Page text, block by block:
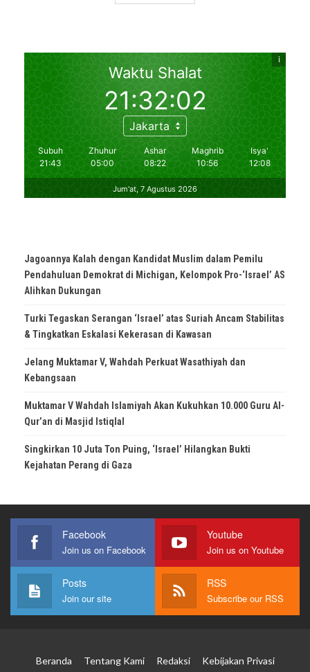
Jagoannya Kalah dengan Kandidat Muslim dalam Pemilu
Pendahuluan Demokrat di Michigan, Kelompok Pro-‘Israel’ AS
Alihkan Dukungan
Turki Tegaskan Serangan ‘Israel’ atas Suriah Ancam Stabilitas
& Tingkatkan Eskalasi Kekerasan di Kawasan
Jelang Muktamar V, Wahdah Perkuat Wasathiyah dan
Kebangsaan
Muktamar V Wahdah Islamiyah Akan Kukuhkan 10.000 Guru Al-
Qur’an di Masjid Istiqlal
Singkirkan 10 Juta Ton Puing, ‘Israel’ Hilangkan Bukti
Kejahatan Perang di Gaza
Facebook
Join us on Facebook
Youtube
Join us on Youtube
Posts
Join our site
RSS
Subscribe our RSS
Beranda Tentang Kami Redaksi Kebijakan Privasi